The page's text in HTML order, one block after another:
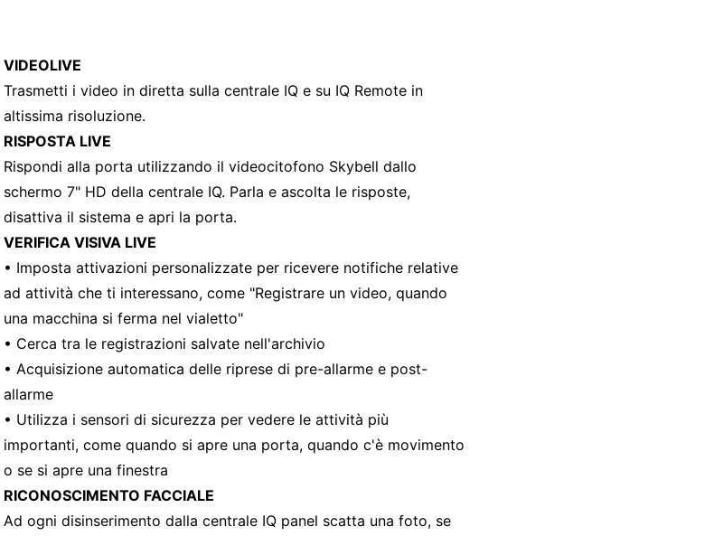
VIDEOLIVE
Trasmetti i video in diretta sulla centrale IQ e su IQ Remote in
altissima risoluzione.
RISPOSTA LIVE
Rispondi alla porta utilizzando il videocitofono Skybell dallo
schermo 7" HD della centrale IQ. Parla e ascolta le risposte,
disattiva il sistema e apri la porta.
VERIFICA VISIVA LIVE
• Imposta attivazioni personalizzate per ricevere notifiche relative
ad attività che ti interessano, come "Registrare un video, quando
una macchina si ferma nel vialetto"
• Cerca tra le registrazioni salvate nell'archivio
• Acquisizione automatica delle riprese di pre-allarme e post-
allarme
• Utilizza i sensori di sicurezza per vedere le attività più
importanti, come quando si apre una porta, quando c'è movimento
o se si apre una finestra
RICONOSCIMENTO FACCIALE
Ad ogni disinserimento dalla centrale IQ panel scatta una foto, se